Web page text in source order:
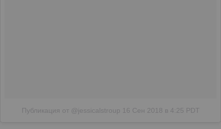
Публикация от @jessicalstroup 16 Сен 2018 в 4:25 PDT